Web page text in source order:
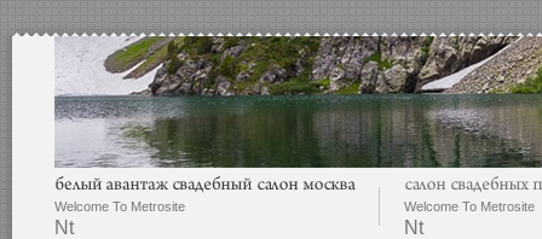
Welcome To Metrosite
Nt
Welcome To Metrosite
Nt